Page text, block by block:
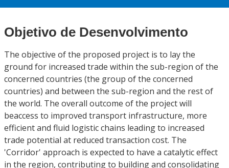
Objetivo de Desenvolvimento
The objective of the proposed project is to lay the
ground for increased trade within the sub-region of the
concerned countries (the group of the concerned
countries) and between the sub-region and the rest of
the world. The overall outcome of the project will
beaccess to improved transport infrastructure, more
efficient and fluid logistic chains leading to increased
trade potential at reduced transaction cost. The
'Corridor' approach is expected to have a catalytic effect
in the region, contributing to building and consolidating